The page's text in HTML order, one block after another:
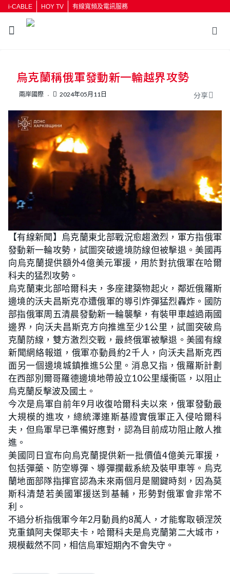
i-CABLE HOY TV 有線寬頻及電訊服務
按輸入鍵開始搜尋
烏克蘭稱俄軍發動新一輪越界攻勢
兩岸國際 2024年05月11日 分享
【有線新聞】烏克蘭東北部戰況愈趨激烈，軍方指俄軍
發動新一輪攻勢，試圖突破邊境防線但被擊退。美國再
向烏克蘭提供額外4億美元軍援，用於對抗俄軍在哈爾
科夫的猛烈攻勢。
烏克蘭東北部哈爾科夫，多座建築物起火，鄰近俄羅斯
邊境的沃夫昌斯克亦遭俄軍的導引炸彈猛烈轟炸。國防
部指俄軍周五清晨發動新一輪襲擊，有裝甲車越過兩國
邊界，向沃夫昌斯克方向推進至少1公里，試圖突破烏
克蘭防線，雙方激烈交戰，最終俄軍被擊退。美國有線
新聞網絡報道，俄軍亦動員約2千人，向沃夫昌斯克西
面另一個邊境城鎮推進5公里。消息又指，俄羅斯計劃
在西部別爾哥羅德邊境地帶設立10公里緩衝區，以阻止
烏克蘭反擊波及國土。
今次是烏軍自前年9月收復哈爾科夫以來，俄軍發動最
大規模的進攻，總統澤連斯基證實俄軍正入侵哈爾科
夫，但烏軍早已準備好應對，認為目前成功阻止敵人推
進。
美國同日宣布向烏克蘭提供新一批價值4億美元軍援，
包括彈藥、防空導彈、導彈攔截系統及裝甲車等。烏克
蘭地面部隊指揮官認為未來兩個月是關鍵時刻，因為莫
斯科清楚若美國軍援送到基輔，形勢對俄軍會非常不
利。
不過分析指俄軍今年2月動員約8萬人，才能奪取頓涅茨
克重鎮阿夫傑耶夫卡，哈爾科夫是烏克蘭第二大城市，
規模截然不同，相信烏軍短期內不會失守。